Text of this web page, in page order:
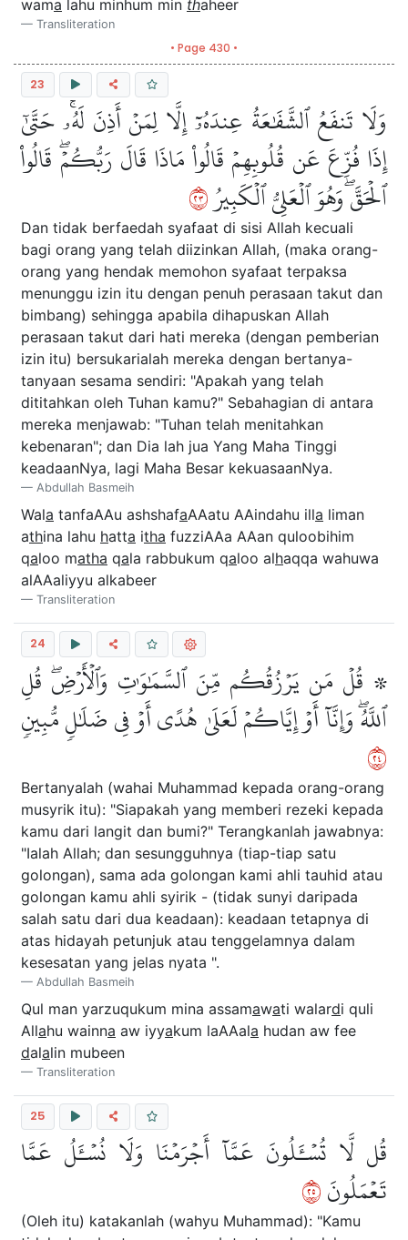
wama lahu minhum min thaheer
Transliteration
• Page 430 •
23
وَلَا تَنفَعُ ٱلشَّفَٰعَةُ عِندَهُۥٓ إِلَّا لِمَنۡ أَذِنَ لَهُۥۚ حَتَّىٰٓ
إِذَا فُزِّعَ عَن قُلُوبِهِمۡ قَالُواْ مَاذَا قَالَ رَبُّكُمۡۖ قَالُواْ
ٱلۡحَقَّۖ وَهُوَ ٱلۡعَلِيُّ ٱلۡكَبِيرُ٣٢
Dan tidak berfaedah syafaat di sisi Allah kecuali
bagi orang yang telah diizinkan Allah, (maka orang-
orang yang hendak memohon syafaat terpaksa
menunggu izin itu dengan penuh perasaan takut dan
bimbang) sehingga apabila dihapuskan Allah
perasaan takut dari hati mereka (dengan pemberian
izin itu) bersukarialah mereka dengan bertanya-
tanyaan sesama sendiri: "Apakah yang telah
dititahkan oleh Tuhan kamu?" Sebahagian di antara
mereka menjawab: "Tuhan telah menitahkan
kebenaran"; dan Dia lah jua Yang Maha Tinggi
keadaanNya, lagi Maha Besar kekuasaanNya.
Abdullah Basmeih
Wala tanfaAAu ashshafaAAatu AAindahu illa liman
athina lahu hatta itha fuzziAAa AAan quloobihim
qaloo matha qala rabbukum qaloo alhaqqa wahuwa
alAAaliyyu alkabeer
Transliteration
24
۞ قُلۡ مَن يَرۡزُقُكُم مِّنَ ٱلسَّمَٰوَٰتِ وَٱلۡأَرۡضِۖ قُلِ
ٱللَّهُۖ وَإِنَّآ أَوۡ إِيَّاكُمۡ لَعَلَىٰ هُدًى أَوۡ فِي ضَلَٰلٖ مُّبِينٖ
٤٢
Bertanyalah (wahai Muhammad kepada orang-orang
musyrik itu): "Siapakah yang memberi rezeki kepada
kamu dari langit dan bumi?" Terangkanlah jawabnya:
"Ialah Allah; dan sesungguhnya (tiap-tiap satu
golongan), sama ada golongan kami ahli tauhid atau
golongan kamu ahli syirik - (tidak sunyi daripada
salah satu dari dua keadaan): keadaan tetapnya di
atas hidayah petunjuk atau tenggelamnya dalam
kesesatan yang jelas nyata ".
Abdullah Basmeih
Qul man yarzuqukum mina assamawati walardi quli
Allahu wainna aw iyyakum laAAala hudan aw fee
dalalin mubeen
Transliteration
25
قُل لَّا تُسۡـَٔلُونَ عَمَّآ أَجۡرَمۡنَا وَلَا نُسۡـَٔلُ عَمَّا
تَعۡمَلُونَ٥٢
(Oleh itu) katakanlah (wahyu Muhammad): "Kamu